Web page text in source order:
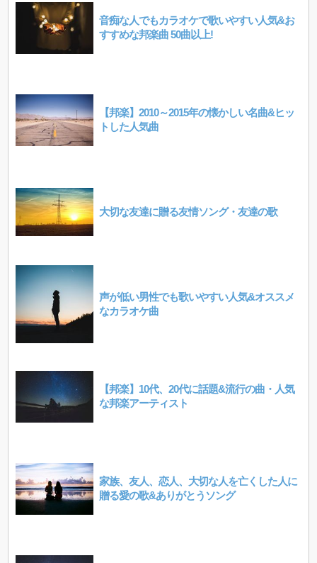
音痴な人でもカラオケで歌いやすい人気&お
すすめな邦楽曲 50曲以上!
【邦楽】2010～2015年の懐かしい名曲&ヒッ
トした人気曲
大切な友達に贈る友情ソング・友達の歌
声が低い男性でも歌いやすい人気&オススメ
なカラオケ曲
【邦楽】10代、20代に話題&流行の曲・人気
な邦楽アーティスト
家族、友人、恋人、大切な人を亡くした人に
贈る愛の歌&ありがとうソング